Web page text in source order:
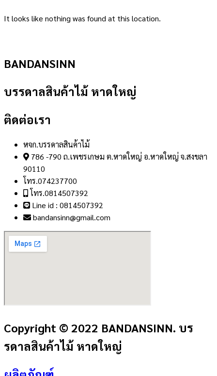
It looks like nothing was found at this location.
BANDANSINN
บรรดาลสินค้าไม้ หาดใหญ่
ติดต่อเรา
หจก.บรรดาลสินค้าไม้
786 -790 ถ.เพชรเกษม ต.หาดใหญ่ อ.หาดใหญ่ จ.สงขลา
90110
โทร.074237700
โทร.0814507392
Line id : 0814507392
bandansinn@gmail.com
Copyright © 2022 BANDANSINN. บร
รดาลสินค้าไม้ หาดใหญ่